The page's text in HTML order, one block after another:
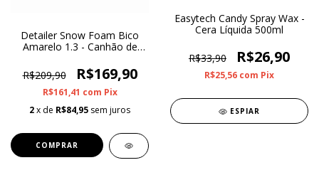
Detailer Snow Foam Bico
Amarelo 1.3 - Canhão de
R$209,90
R$169,90
R$161,41 com Pix
2x de R$84,95 sem juros
Easytech Candy Spray Wax -
Cera Líquida 500ml
R$33,90 R$26,90
R$25,56 com Pix
ESPIAR